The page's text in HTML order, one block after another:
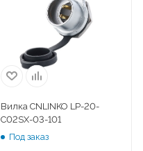
Вилка CNLINKO LP-20-
C02SX-03-101
Под заказ